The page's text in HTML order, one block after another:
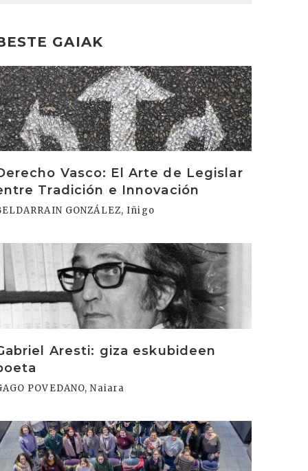
GAIAK
Vasco: El Arte de Legislar
Tradición e Innovación
GONZÁLEZ, Iñigo
Aresti: giza eskubideen
POVEDANO, Naiara